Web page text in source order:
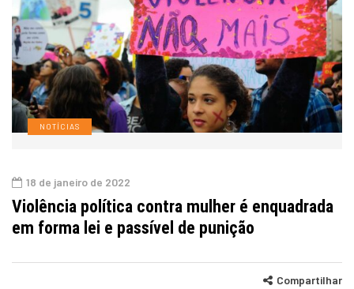
NOTÍCIAS
18 de janeiro de 2022
Violência política contra mulher é enquadrada
em forma lei e passível de punição
Compartilhar